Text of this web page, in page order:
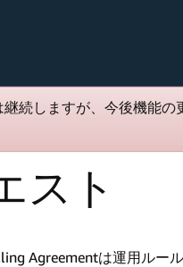
続しますが、今後機能の
スト
Agreementは運用ルー